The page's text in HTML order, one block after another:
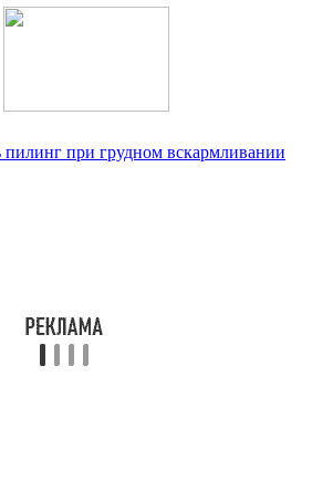
при грудном вскармливании